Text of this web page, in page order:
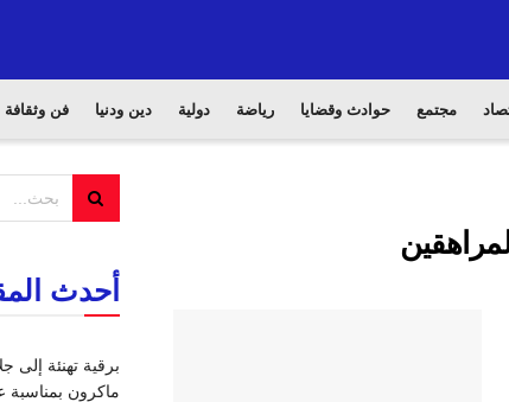
مجتمع حوادث وقضايا رياضة دولية دين ودنيا فن وثقافة
أحدث
برقية تهنئة إلى
ماكرون بمناسبة